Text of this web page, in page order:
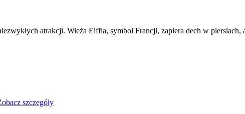
atrakcji. Wieża Eiffla, symbol Francji, zapiera dech w piersiach,
szczegóły